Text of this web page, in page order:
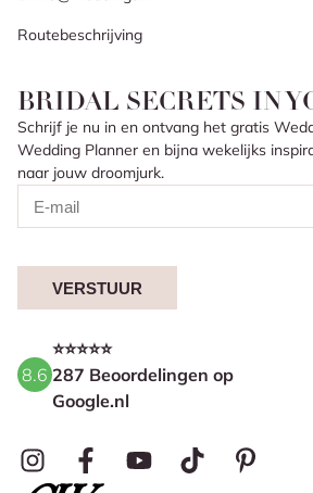
Routebeschrijving
BRIDAL SECRETS IN
Schrijf je nu in en ontvang het gratis
Wedding Planner en bijna wekelijks
naar jouw droomjurk.
VERSTUUR
8.6
⭐⭐⭐⭐⭐
287 Beoordelingen op
Google.nl